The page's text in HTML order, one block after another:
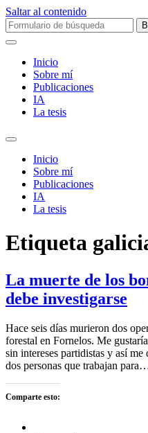
Saltar al contenido
Buscar:
Inicio
Sobre mí­
Publicaciones
IA
La tesis
Alternar
campo
búsqueda
Inicio
Sobre mí­
Publicaciones
IA
La tesis
Etiqueta
La muerte de los
debe investigarse
Hace seis días murieron dos
forestal en Fornelos. Me
sin intereses partidistas y así
dos personas que trabajan
Comparte esto: